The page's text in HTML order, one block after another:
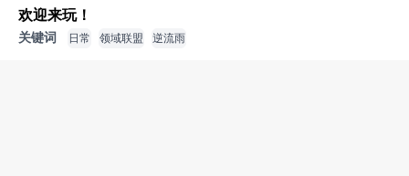
欢迎来玩！
关键词 日常 领域联盟 逆流雨